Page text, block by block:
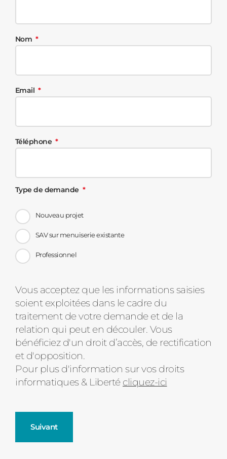
Nom
Email
Téléphone
Type de demande
Nouveau projet
SAV sur menuiserie existante
Professionnel
Message
d'état
Vous acceptez que les informations saisies
soient exploitées dans le cadre du
traitement de votre demande et de la
relation qui peut en découler. Vous
bénéficiez d'un droit d’accès, de rectification
et d'opposition.
Pour plus d'information sur vos droits
informatiques & Liberté cliquez-ici
Suivant